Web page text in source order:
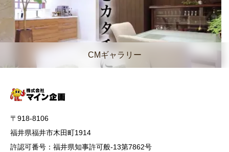
CMギャラリー
〒918-8106
福井県福井市木田町1914
許認可番号：福井県知事許可般-13第7862号